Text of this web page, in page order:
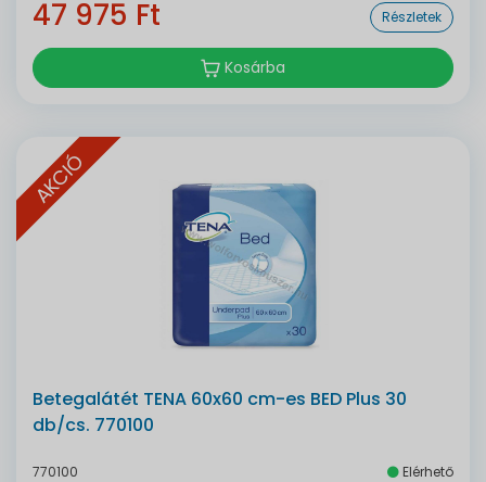
47 975 Ft Részletek
Kosárba
AKCIÓ
Betegalátét TENA 60x60 cm-es BED Plus 30
db/cs. 770100
770100 Elérhető